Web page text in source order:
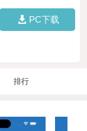
PC下载
排行